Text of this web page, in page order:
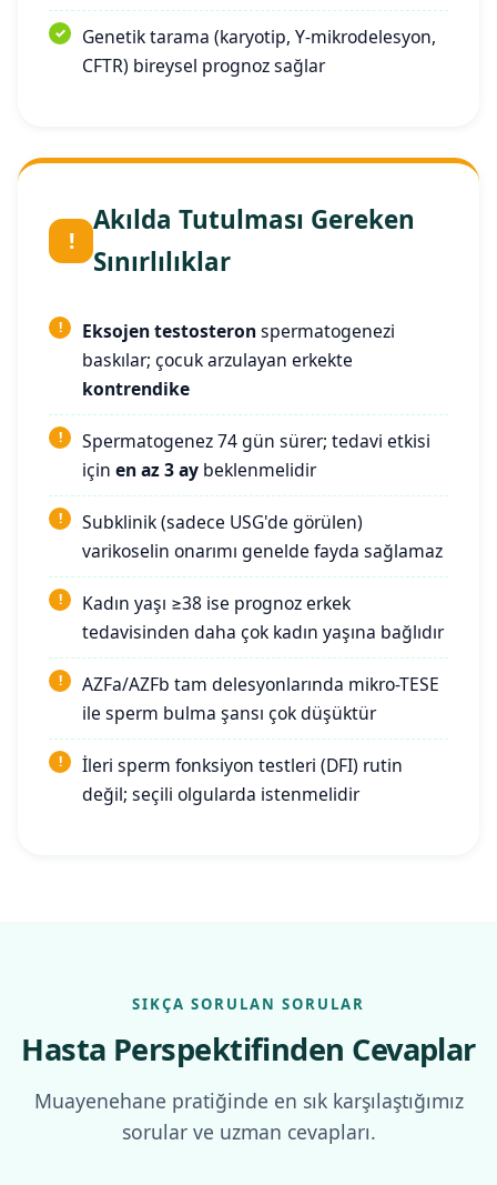
Genetik tarama (karyotip, Y-mikrodelesyon,
CFTR) bireysel prognoz sağlar
!
Akılda Tutulması Gereken
Sınırlılıklar
Eksojen testosteronspermatogenezi
baskılar; çocuk arzulayan erkekte
kontrendike
Spermatogenez 74 gün sürer; tedavi etkisi
için en az 3 ay beklenmelidir
Subklinik (sadece USG'de görülen)
varikoselin onarımı genelde fayda sağlamaz
Kadın yaşı ≥38 ise prognoz erkek
tedavisinden daha çok kadın yaşına bağlıdır
AZFa/AZFb tam delesyonlarında mikro-TESE
ile sperm bulma şansı çok düşüktür
İleri sperm fonksiyon testleri (DFI) rutin
değil; seçili olgularda istenmelidir
SIKÇA SORULAN SORULAR
Hasta Perspektifinden Cevaplar
Muayenehane pratiğinde en sık karşılaştığımız
sorular ve uzman cevapları.